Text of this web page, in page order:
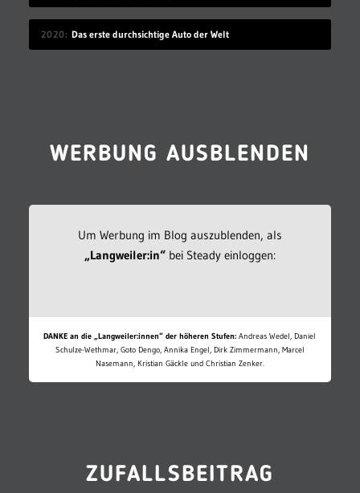
2020 Das erste durchsichtige Auto der Welt
WERBUNG AUSBLENDEN
Um Werbung im Blog auszublenden, als
„Langweiler:in“bei Steady einloggen:
DANKE an die „Langweiler:innen“ der höheren Stufen: Andreas Wedel, Daniel
Schulze-Wethmar, Goto Dengo, Annika Engel, Dirk Zimmermann, Marcel
Nasemann, Kristian Gäckle und Christian Zenker.
ZUFALLSBEITRAG